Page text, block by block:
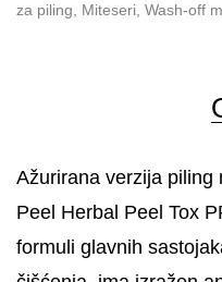
za piling
Miteseri Wash-off
Ažurirana verzija piling
Peel Herbal Peel Tox
formuli glavnih